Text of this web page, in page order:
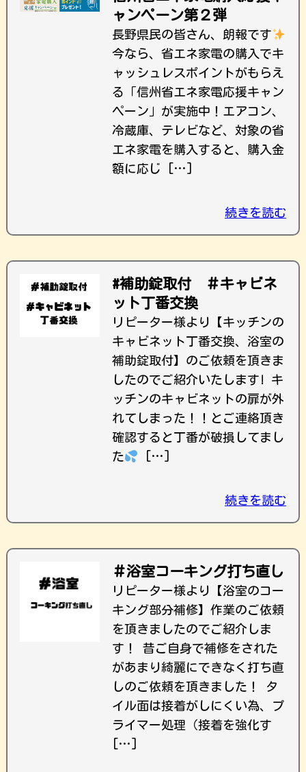
ャンペーン第２弾
長野県民の皆さん、朗報です
今なら、省エネ家電の購入でキ
ャッシュレスポイントがもらえ
る「信州省エネ家電応援キャン
ペーン」が実施中！エアコン、
冷蔵庫、テレビなど、対象の省
エネ家電を購入すると、購入金
額に応じ […]
続きを読む
#補助錠取付 ＃キャビネ
ット丁番交換
リピーター様より【キッチンの
キャビネット丁番交換、浴室の
補助錠取付】のご依頼を頂きま
したのでご紹介いたします! キ
ッチンのキャビネットの扉が外
れてしまった！！とご連絡頂き
確認すると丁番が破損してまし
た
[…]
続きを読む
＃浴室コーキング打ち直し
リピーター様より【浴室のコー
キング部分補修】作業のご依頼
を頂きましたのでご紹介しま
す！ 昔ご自身で補修をされた
があまり綺麗にできなく打ち直
しのご依頼を頂きました！ タ
イル面は接着がしにくい為、プ
ライマー処理（接着を強化す
[…]